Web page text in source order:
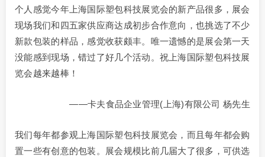
个人感觉今年上海国际塑包科技展览会的新产品很多，展会
现场我们和四五家供应商达成初步合作意向，也挑选了不少
新款包装的样品，感觉收获颇丰。唯一遗憾的是展会第一天
没能感到现场，错过了好几个活动。祝上海国际塑包科技展
览会越来越棒！
——卡夫食品企业管理(上海)有限公司 杨先生
我们每年都参观上海国际塑包科技展览会，而且每年都会购
置一些有创意的包装。展会规模比前几届大了很多，可供选